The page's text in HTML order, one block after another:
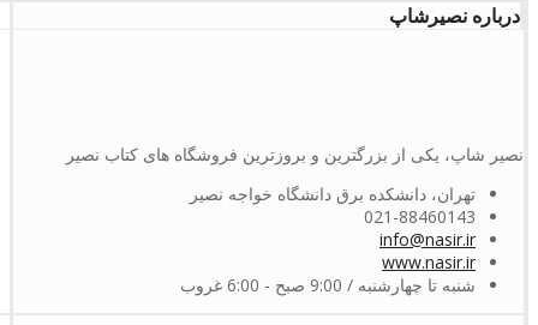
درباره نصیرشاپ
نصیر شاپ، یکی از بزرگترین و بروزترین فروشگاه های کتاب نصیر
تهران، دانشکده برق دانشگاه خواجه نصیر
021-88460143
info@nasir.ir
www.nasir.ir
شنبه تا چهارشنبه / 9:00 صبح - 6:00 غروب